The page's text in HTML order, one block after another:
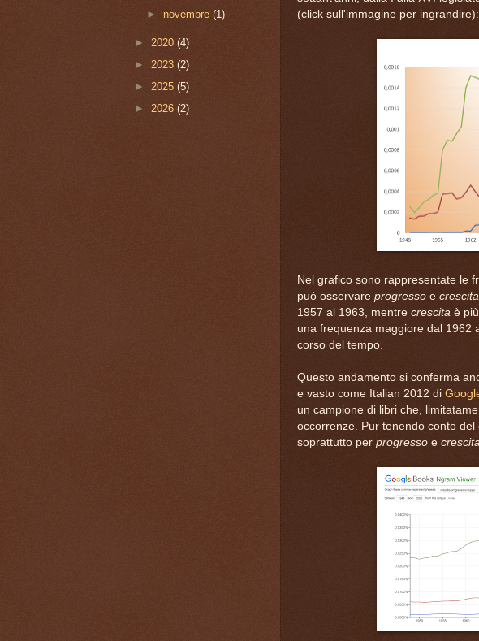
(click sull'immagine per ingrandire):
Nel grafico sono rappresentate le
può osservare progressoe crescita
1957 al 1963, mentre crescita è
una frequenza maggiore dal 1962
corso del tempo.
Questo andamento si conferma
e vasto come Italian 2012 di
un campione di libri che,
occorrenze. Pur tenendo conto
soprattutto per progressoe crescita
► novembre (1)
► 2020 (4)
► 2023 (2)
► 2025 (5)
► 2026 (2)